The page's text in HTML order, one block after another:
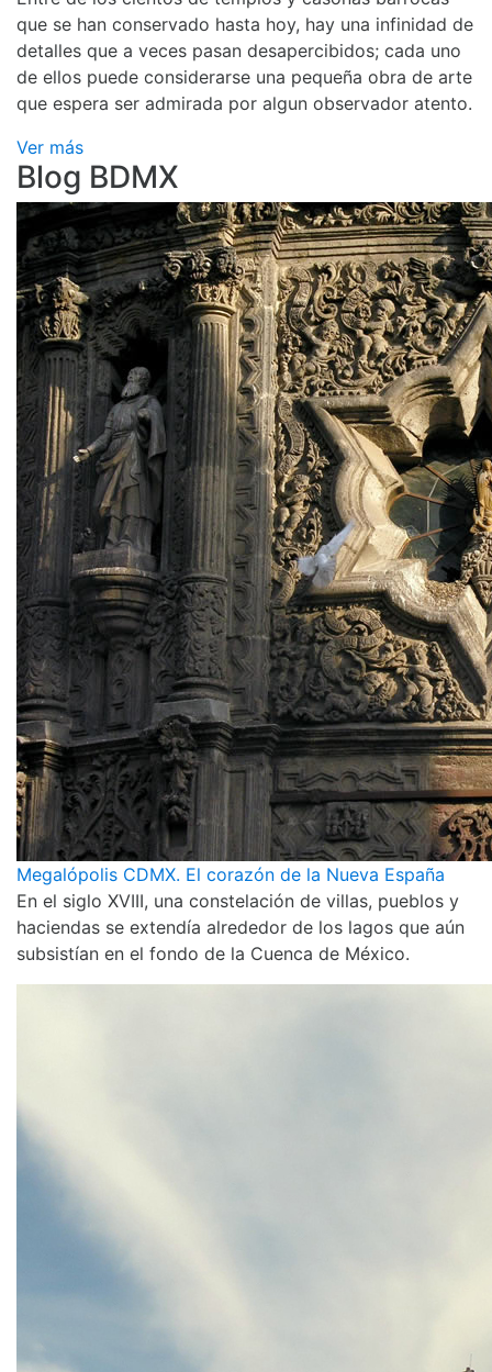
que se han conservado hasta hoy, hay una infinidad de
detalles que a veces pasan desapercibidos; cada uno
de ellos puede considerarse una pequeña obra de arte
que espera ser admirada por algun observador atento.
Ver más
Blog BDMX
Megalópolis CDMX. El corazón de la Nueva España
En el siglo XVIII, una constelación de villas, pueblos y
haciendas se extendía alrededor de los lagos que aún
subsistían en el fondo de la Cuenca de México.